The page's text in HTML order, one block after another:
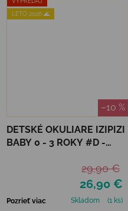
LETO 2026 🌊
–10 %
DETSKÉ OKULIARE IZIPIZI
BABY 0 - 3 ROKY #D -
26,90 €
29,90 €
Pozrieť viac Skladom (1 ks)